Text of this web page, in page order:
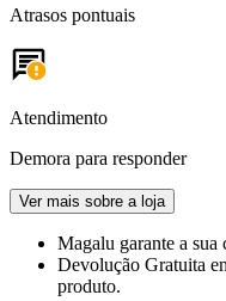
Atrasos pontuais
Atendimento
Demora para responder
Ver mais sobre a loja
Magalu garante a sua
Devolução Gratuita
produto.